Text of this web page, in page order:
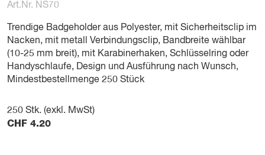
Art.Nr. NS70
Trendige Badgeholder aus Polyester, mit Sicherheitsclip im
Nacken, mit metall Verbindungsclip, Bandbreite wählbar
(10-25 mm breit), mit Karabinerhaken, Schlüsselring oder
Handyschlaufe, Design und Ausführung nach Wunsch,
Mindestbestellmenge 250 Stück
250 Stk. (exkl. MwSt)
CHF 4.20